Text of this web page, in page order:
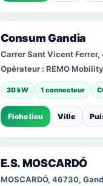
Consum Gandia
Carrer Sant Vicent Ferrer,
Opérateur : REMO
30 kW 1 connecteur
Fiche lieu Ville
E.S. MOSCARDÓ
MOSCARDÓ, 46730,